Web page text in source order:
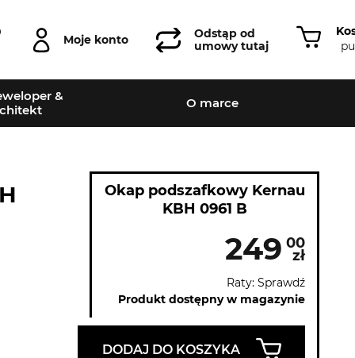
Moje konto
Odstąp od
umowy tutaj
&
O marce
Okap podszafkowy Kernau
KBH 0961 B
249 00
zł
Raty: Sprawdź
Produkt dostępny w magazynie
DODAJ DO KOSZYKA